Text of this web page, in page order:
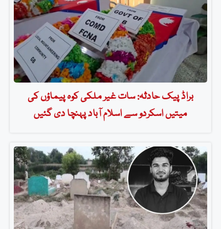
براڈ پیک حادثہ: سات غیر ملکی کوہ پیماؤں کی
میتیں اسکردو سے اسلام آباد پہنچا دی گئیں